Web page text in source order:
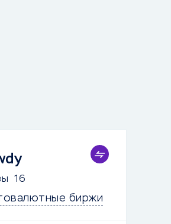
16
биржи